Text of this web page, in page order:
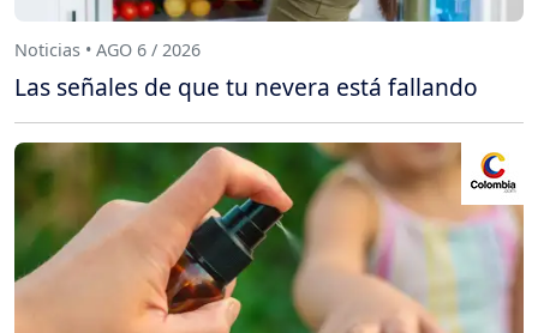
Noticias • AGO 6 / 2026
Las señales de que tu nevera está fallando